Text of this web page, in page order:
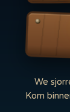
We
Kom